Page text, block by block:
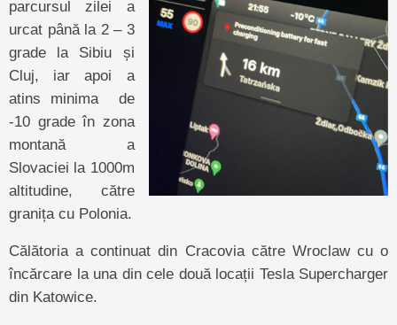
parcursul zilei a
urcat până la 2 – 3
grade la Sibiu și
Cluj, iar apoi a
atins minima de
-10 grade în zona
montană a
Slovaciei la 1000m
altitudine, către
granița cu Polonia.
Călătoria a continuat din Cracovia către Wroclaw cu o
încărcare la una din cele două locații Tesla Supercharger
din Katowice.